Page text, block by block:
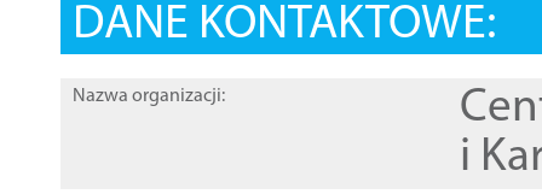
DANE KONTAKTOWE:
Nazwa organizacji:
i